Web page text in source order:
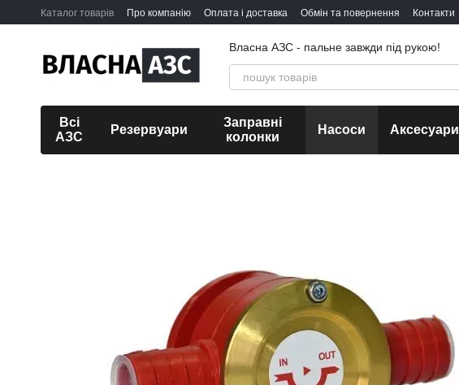
Перейти до основного контенту
Каталог товарів Про компанію Оплата і доставка Обмін та повернення Контакти
Власна АЗС - пальне завжди під рукою!
Всі
АЗС
Резервуари
Заправні
колонки
Насоси Аксесуари